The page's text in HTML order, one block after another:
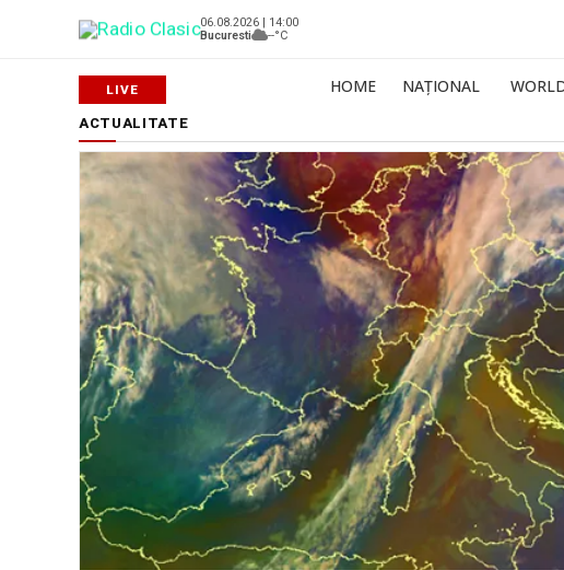
06.08.2026 | 14:00
Bucuresti
--°C
HOME NAȚIONAL
ACTUALITATE